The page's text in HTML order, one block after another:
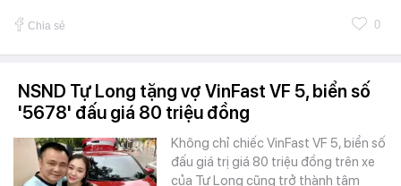
Chia sẻ 0
NSND Tự Long tặng vợ VinFast VF 5, biển số
'5678' đấu giá 80 triệu đồng
Không chỉ chiếc VinFast VF 5, biển số
đấu giá trị giá 80 triệu đồng trên xe
của Tự Long cũng trở thành tâm